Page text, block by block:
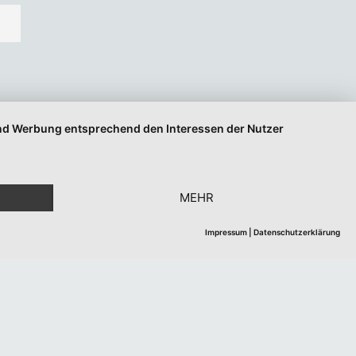
Werbung entsprechend den Interessen der Nutzer
MEHR
Impressum Datenschutzerklärung